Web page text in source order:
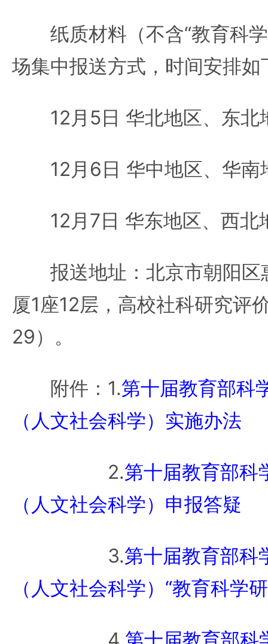
纸质材料（不含“教育科学
场集中报送方式，时间安排如
12月5日 华北地区、东北
12月6日 华中地区、华南
12月7日 华东地区、西北
报送地址：北京市朝阳区
厦1座12层，高校社科研究评
29）。
附件：1.第十届教育部科
（人文社会科学）实施办法
2.第十届教育部科
（人文社会科学）申报答疑
3.第十届教育部科
（人文社会科学）“教育科学